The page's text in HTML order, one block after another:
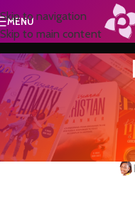
Skip to navigation
Skip to main content
MENU
Priscanad